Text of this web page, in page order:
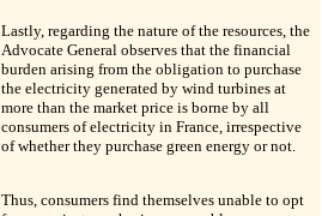
Lastly, regarding the nature of the resources, the
Advocate General observes that the financial
burden arising from the obligation to purchase
the electricity generated by wind turbines at
more than the market price is borne by all
consumers of electricity in France, irrespective
of whether they purchase green energy or not.
Thus, consumers find themselves unable to opt